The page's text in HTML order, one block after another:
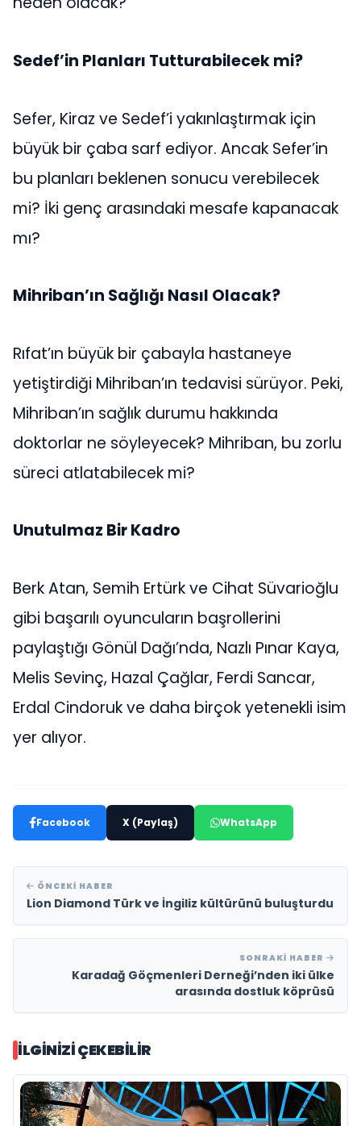
Sedef’in Planları Tutturabilecek mi?
Sefer, Kiraz ve Sedef’i yakınlaştırmak için
büyük bir çaba sarf ediyor. Ancak Sefer’in
bu planları beklenen sonucu verebilecek
mi? İki genç arasındaki mesafe kapanacak
mı?
Mihriban’ın Sağlığı Nasıl Olacak?
Rıfat’ın büyük bir çabayla hastaneye
yetiştirdiği Mihriban’ın tedavisi sürüyor. Peki,
Mihriban’ın sağlık durumu hakkında
doktorlar ne söyleyecek? Mihriban, bu zorlu
süreci atlatabilecek mi?
Unutulmaz Bir Kadro
Berk Atan, Semih Ertürk ve Cihat Süvarioğlu
gibi başarılı oyuncuların başrollerini
paylaştığı Gönül Dağı’nda, Nazlı Pınar Kaya,
Melis Sevinç, Hazal Çağlar, Ferdi Sancar,
Erdal Cindoruk ve daha birçok yetenekli isim
yer alıyor.
Facebook X (Paylaş) WhatsApp
ÖNCEKI HABER
Lion Diamond Türk ve İngiliz kültürünü buluşturdu
SONRAKI HABER
Karadağ Göçmenleri Derneği’nden iki ülke
arasında dostluk köprüsü
İLGINIZI ÇEKEBILIR